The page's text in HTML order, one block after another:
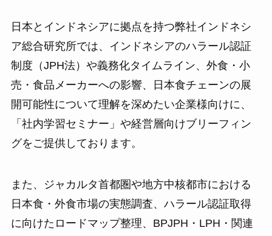
日本とインドネシアに拠点を持つ弊社インドネシ
ア総合研究所では、インドネシアのハラール認証
制度（JPH法）や義務化タイムライン、外食・小
売・食品メーカーへの影響、日本食チェーンの展
開可能性について理解を深めたい企業様向けに、
「社内学習セミナー」や経営層向けブリーフィン
グをご提供しております。
また、ジャカルタ首都圏や地方中核都市における
日本食・外食市場の実態調査、ハラール認証取得
に向けたロードマップ整理、BPJPH・LPH・関連